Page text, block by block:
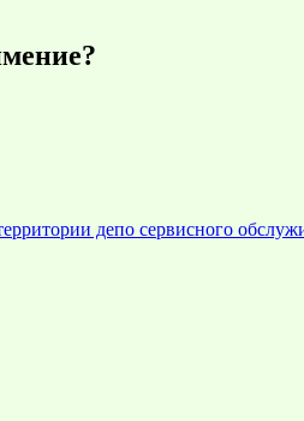
депо сервисного